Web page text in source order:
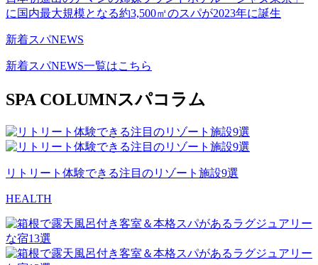
に国内最大規模となる約3,500㎡のスパが2023年に誕生
新着スパNEWS
新着スパNEWS一覧はこちら
SPA COLUMNスパコラム
リトリート体験できる注目のリゾート施設9選
HEALTH